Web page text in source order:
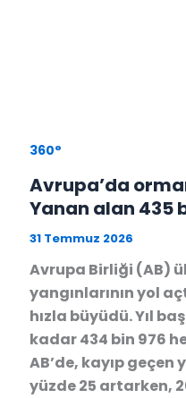
360°
Avrupa’da
Yanan alan 435
31 Temmuz 2026
Avrupa Birliği (AB)
yangınlarının yol
hızla büyüdü. Yıl
kadar 434 bin 976
AB’de, kayıp geçen
yüzde 25 artarken,